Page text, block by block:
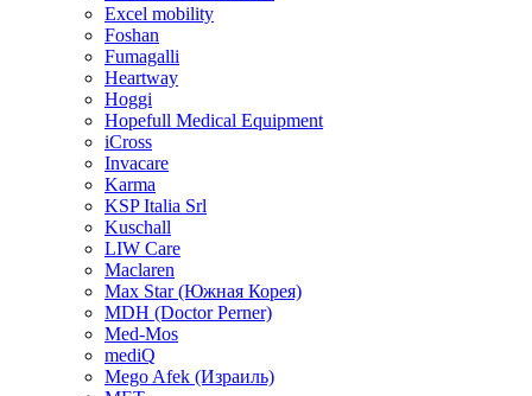
Excel mobility
Foshan
Fumagalli
Heartway
Hoggi
Hopefull Medical Equipment
iCross
Invacare
Karma
KSP Italia Srl
Kuschall
LIW Care
Maclaren
Max Star (Южная Корея)
MDH (Doctor Perner)
Med-Mos
mediQ
Mego Afek (Израиль)